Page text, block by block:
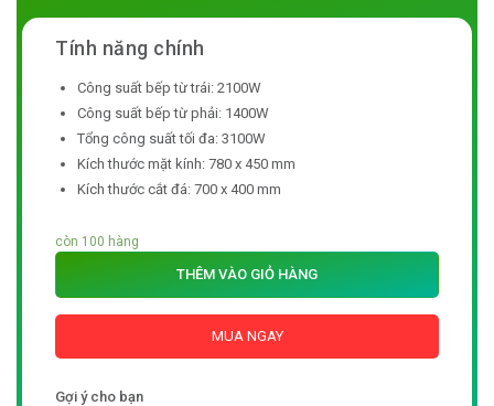
Công suất bếp từ trái: 2100W
Công suất bếp từ phải: 1400W
Tổng công suất tối đa: 3100W
Kích thước mặt kính: 780 x 450 mm
Kích thước cắt đá: 700 x 400 mm
còn 100 hàng
THÊM VÀO GIỎ HÀNG
MUA NGAY
Gợi ý cho bạn